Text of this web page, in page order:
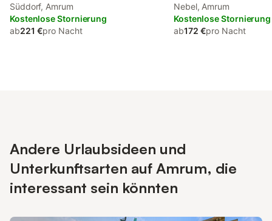
und Sauna
Süddorf, Amrum
Kostenlose Stornierung
ab221 €pro Nacht
Nebel, Amrum
Kostenlose Stornierung
ab172 €pro Nacht
Andere Urlaubsideen und
Unterkunftsarten auf Amrum, die
interessant sein könnten